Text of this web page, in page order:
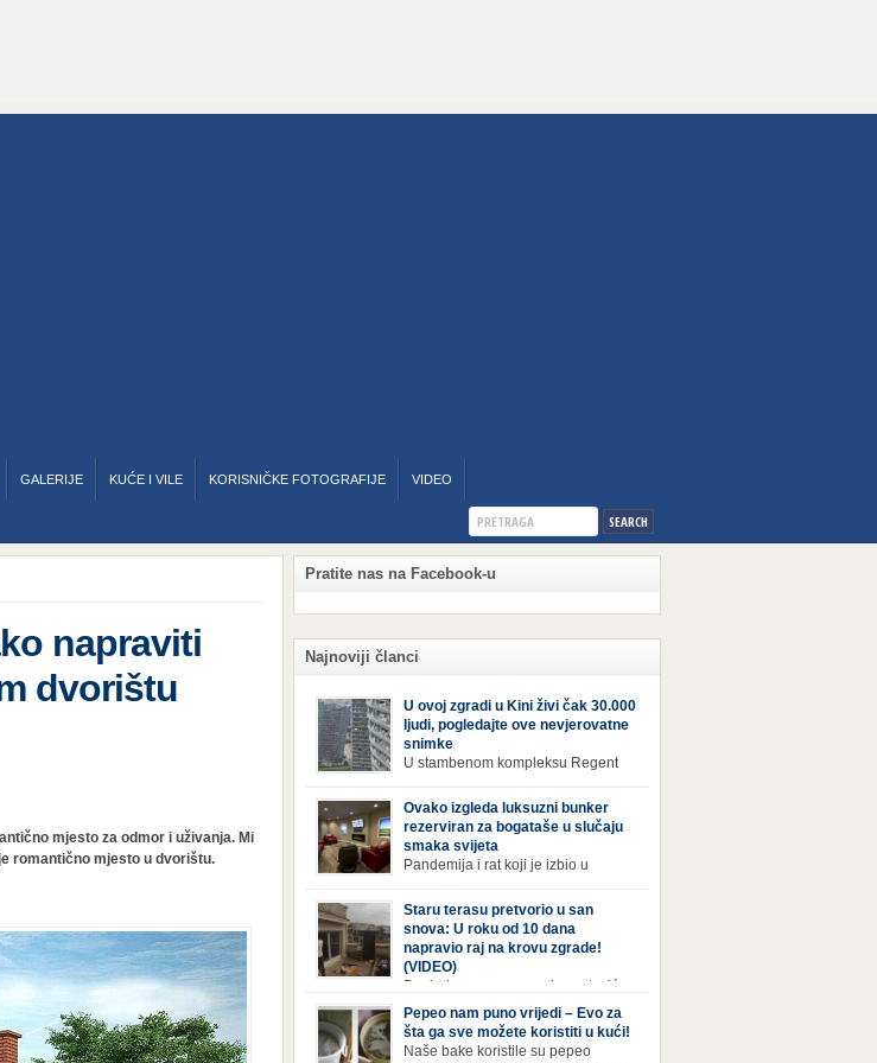
GALERIJE KUĆE I VILE KORISNIČKE FOTOGRAFIJE VIDEO
napraviti
dvorištu
mjesto za odmor i uživanja. Mi
romantično mjesto u dvorištu.
Pratite nas na Facebook-u
Najnoviji članci
U ovoj zgradi u Kini živi čak 30.000
ljudi, pogledajte ove nevjerovatne
snimke
U stambenom kompleksu Regent
Qianjiang Century Cityju u poslovnoj četvrti
Hangzhoua u Kini, trenutno živi gotovo 30 hiljada
ljudi, koji nikad ne moraju izaći iz njega. Naime, s
obzirom na to da unutar zgrade mogu pronaći sve
potrepštine koje im zatrebaju, stanari ovog
njega ako […]
Ovako izgleda luksuzni bunker
rezerviran za bogataše u slučaju
smaka svijeta
Pandemija i rat koji je izbio u
siguran od katastrofa koje mogu zadesiti svijet
kakav poznajemo. I dok se većina ljudi nada da
situacija u svijetu neće postati još gora te da su
prijetnje nuklearnim oružjem isprazne, ima i onih
koji se spremaju za najgori scenariji. Naime,
Staru terasu pretvorio u san
snova: U roku od 10 dana
napravio raj na krovu zgrade!
(VIDEO)
Pogled na ovu prepravku, ostaviće
vas bez daha Život na zadnjem spratu zgrade ima
svojih prednosti, ali i mana. Izloženost kiši, suncu,
vetru i snijegu čini da se materijali brže troše, a
Pepeo nam puno vrijedi – Evo za
šta ga sve možete koristiti u kući!
Naše bake koristile su pepeo